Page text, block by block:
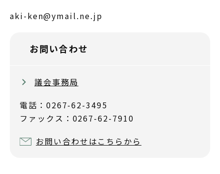
aki-ken@ymail.ne.jp
お問い合わせ
議会事務局
電話：0267-62-3495
ファックス：0267-62-7910
お問い合わせはこちらから